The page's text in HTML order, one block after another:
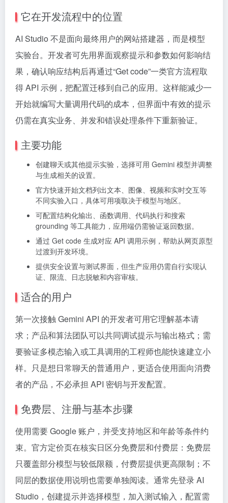
它在开发流程中的位置
AI Studio 不是面向最终用户的网站搭建器，而是模型
实验台。开发者可先用界面观察提示和参数如何影响结
果，确认响应结构后再通过“Get code”一类官方流程取
得 API 示例，把配置迁移到自己的应用。这样能减少一
开始就编写大量调用代码的成本，但界面中有效的提示
仍需在真实业务、并发和错误处理条件下重新验证。
主要功能
创建聊天或其他提示实验，选择可用 Gemini 模型并调整
与生成相关的设置。
官方快速开始文档列出文本、图像、视频和实时交互等
不同实验入口，具体可用项取决于模型与地区。
可配置结构化输出、函数调用、代码执行和搜索
grounding 等工具能力，应用端仍需验证返回数据。
通过 Get code 生成对应 API 调用示例，帮助从网页原型
过渡到开发环境。
提供安全设置与测试界面，但生产应用仍需自行实现认
证、限流、日志脱敏和内容审核。
适合的用户
第一次接触 Gemini API 的开发者可用它理解基本请
求；产品和算法团队可以共同调试提示与输出格式；需
要验证多模态输入或工具调用的工程师也能快速建立小
样。只是想日常聊天的普通用户，更适合使用面向消费
者的产品，不必承担 API 密钥与开发配置。
免费层、注册与基本步骤
使用需要 Google 账户，并受支持地区和年龄等条件约
束。官方定价页在核实日区分免费层和付费层：免费层
只覆盖部分模型与较低限额，付费层提供更高限制；不
同层的数据使用说明也需要单独阅读。通常先登录 AI
Studio，创建提示并选择模型，加入测试输入，配置需